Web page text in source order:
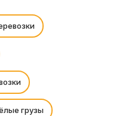
грузы